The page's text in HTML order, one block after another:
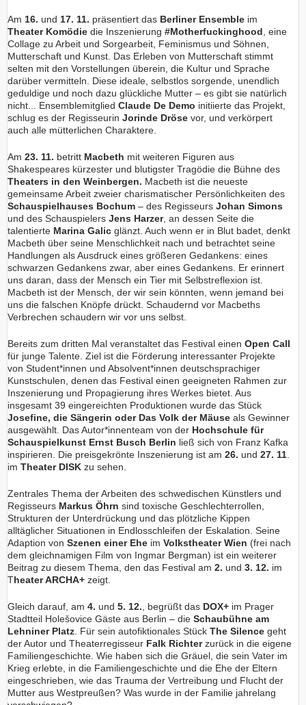
Am 16. und 17. 11. präsentiert das Berliner Ensemble im
Theater Komödie die Inszenierung #Motherfuckinghood , eine
Collage zu Arbeit und Sorgearbeit, Feminismus und Söhnen,
Mutterschaft und Kunst. Das Erleben von Mutterschaft stimmt
selten mit den Vorstellungen überein, die Kultur und Sprache
darüber vermitteln. Diese ideale, selbstlos sorgende, unendlich
geduldige und noch dazu glückliche Mutter – es gibt sie natürlich
nicht... Ensemblemitglied Claude De Demo initiierte das Projekt,
schlug es der Regisseurin Jorinde Dröse vor, und verkörpert
auch alle mütterlichen Charaktere.
Am 23. 11. betritt Macbeth mit weiteren Figuren aus
Shakespeares kürzester und blutigster Tragödie die Bühne des
Theaters in den Weinbergen. Macbeth ist die neueste
gemeinsame Arbeit zweier charismatischer Persönlichkeiten des
Schauspielhauses Bochum – des Regisseurs Johan Simons
und des Schauspielers Jens Harzer, an dessen Seite die
talentierte Marina Galic glänzt. Auch wenn er in Blut badet, denkt
Macbeth über seine Menschlichkeit nach und betrachtet seine
Handlungen als Ausdruck eines größeren Gedankens: eines
schwarzen Gedankens zwar, aber eines Gedankens. Er erinnert
uns daran, dass der Mensch ein Tier mit Selbstreflexion ist.
Macbeth ist der Mensch, der wir sein könnten, wenn jemand bei
uns die falschen Knöpfe drückt. Schaudernd vor Macbeths
Verbrechen schaudern wir vor uns selbst.
Bereits zum dritten Mal veranstaltet das Festival einen Open Call
für junge Talente. Ziel ist die Förderung interessanter Projekte
von Student*innen und Absolvent*innen deutschsprachiger
Kunstschulen, denen das Festival einen geeigneten Rahmen zur
Inszenierung und Propagierung ihres Werkes bietet. Aus
insgesamt 39 eingereichten Produktionen wurde das Stück
Josefine, die Sängerin oder Das Volk der Mäuse als Gewinner
ausgewählt. Das Autor*innenteam von der Hochschule für
Schauspielkunst Ernst Busch Berlin ließ sich von Franz Kafka
inspirieren. Die preisgekrönte Inszenierung ist am 26. und 27. 11
im Theater DISK zu sehen.
Zentrales Thema der Arbeiten des schwedischen Künstlers und
Regisseurs Markus Öhrn sind toxische Geschlechterrollen,
Strukturen der Unterdrückung und das plötzliche Kippen
alltäglicher Situationen in Endlosschleifen der Eskalation. Seine
Adaption von Szenen einer Ehe im Volkstheater Wien (frei nach
dem gleichnamigen Film von Ingmar Bergman) ist ein weiterer
Beitrag zu diesem Thema, den das Festival am 2. und 3. 12. im
Theater ARCHA+ zeigt.
Gleich darauf, am 4. und 5. 12. , begrüßt das DOX+ im Prager
Stadtteil Holešovice Gäste aus Berlin – die Schaubühne am
Lehniner Platz . Für sein autofiktionales Stück The Silence geht
der Autor und Theaterregisseur Falk Richterzurück in die eigene
Familiengeschichte. Wie haben sich die Gräuel, die sein Vater im
Krieg erlebte, in die Familiengeschichte und die Ehe der Eltern
eingeschrieben, wie das Trauma der Vertreibung und Flucht der
Mutter aus Westpreußen? Was wurde in der Familie jahrelang